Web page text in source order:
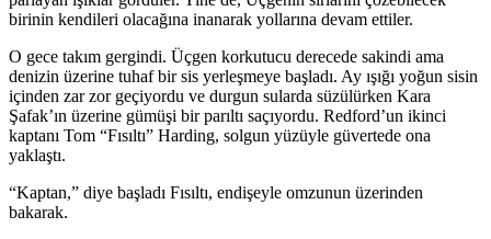
birinin kendileri olacağına inanarak yollarına devam ettiler.
O gece takım gergindi. Üçgen korkutucu derecede sakindi ama
denizin üzerine tuhaf bir sis yerleşmeye başladı. Ay ışığı yoğun sisin
içinden zar zor geçiyordu ve durgun sularda süzülürken Kara
Şafak’ın üzerine gümüşi bir parıltı saçıyordu. Redford’un ikinci
kaptanı Tom “Fısıltı” Harding, solgun yüzüyle güvertede ona
yaklaştı.
“Kaptan,” diye başladı Fısıltı, endişeyle omzunun üzerinden
bakarak.